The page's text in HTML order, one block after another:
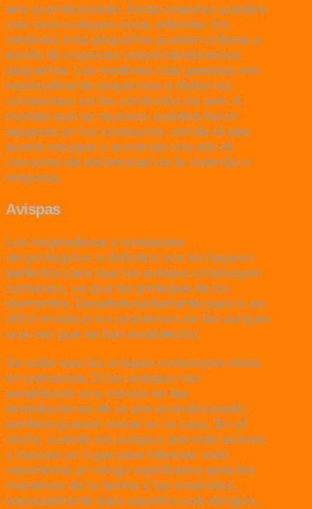
aire acondicionado. Estas criaturas pueden
roer casi cualquier cosa, además, los
roedores más pequeños pueden colarse a
través de espacios sorprendentemente
pequeños. Los roedores más grandes son
especialmente propensos a dañar las
conexiones en los conductos de aire. A
medida que se mueven, pueden hacer
agujeros en los conductos, donde el aire
puede escapar y aumentar con ello el
consumo de electricidad de la vivienda o
empresa.
Avispas
Los respiraderos y conductos
desprotegidos o dañados son los lugares
perfectos para que las avispas construyan
colmenas, ya que las protegen de los
elementos. Desafortunadamente para ti, es
difícil erradicar los problemas de las avispas
una vez que se han establecido.
Se sabe que las avispas construyen nidos
en primavera. Si las avispas han
establecido una colonia en las
inmediaciones de tu aire acondicionado,
también pueden entrar en tu casa. En el
otoño, cuando las avispas son más activas
y buscan un lugar para hibernar, esto
representa un riesgo significativo para los
miembros de la familia y las mascotas,
especialmente para aquellos con alergias.